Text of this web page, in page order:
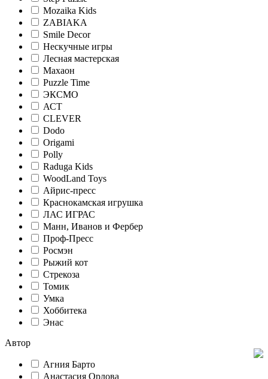
Mozaika Kids
ZABIAKA
Smile Decor
Нескучные игры
Лесная мастерская
Махаон
Puzzle Time
ЭКСМО
АСТ
CLEVER
Dodo
Origami
Polly
Raduga Kids
WoodLand Toys
Айрис-пресс
Краснокамская игрушка
ЛАС ИГРАС
Манн, Иванов и Фербер
Проф-Пресс
Росмэн
Рыжий кот
Стрекоза
Томик
Умка
Хоббитека
Энас
Автор
Агния Барто
Анастасия Орлова